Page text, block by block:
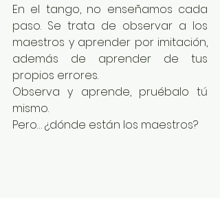
En el tango, no enseñamos cada
paso. Se trata de observar a los
maestros y aprender por imitación,
además de aprender de tus
propios errores.
Observa y aprende, pruébalo tú
mismo.
Pero… ¿dónde están los maestros?